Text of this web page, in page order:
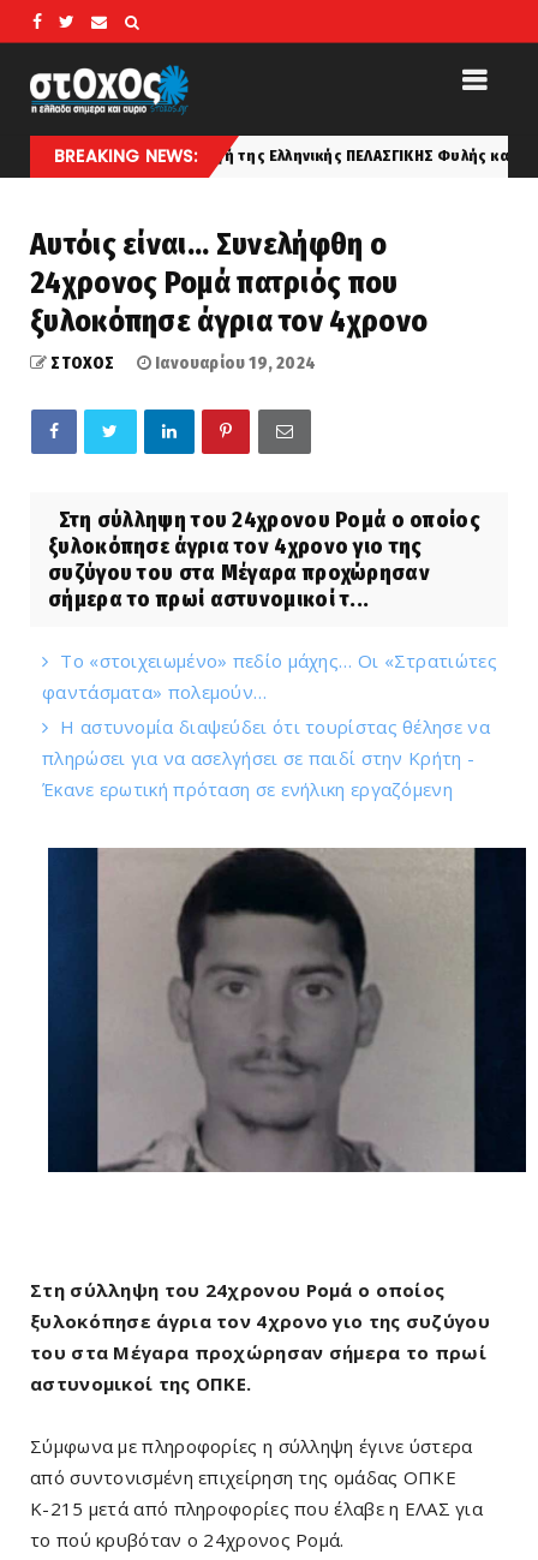
BREAKING NEWS:
Η Καταγωγή της Ελληνικής ΠΕΛΑΣΓΙΚΗΣ Φυλής κατά τον Αριστοτέλη
Αυτόις είναι... Συνελήφθη ο
24χρονος Ρομά πατριός που
ξυλοκόπησε άγρια τον 4χρονο
ΣΤΟΧΟΣ Ιανουαρίου 19, 2024
Στη σύλληψη του 24χρονου Ρομά ο οποίος
ξυλοκόπησε άγρια τον 4χρονο γιο της
συζύγου του στα Μέγαρα προχώρησαν
σήμερα το πρωί αστυνομικοί τ...
Το «στοιχειωμένο» πεδίο μάχης… Οι «Στρατιώτες
φαντάσματα» πολεμούν…
Η αστυνομία διαψεύδει ότι τουρίστας θέλησε να
πληρώσει για να ασελγήσει σε παιδί στην Κρήτη -
Έκανε ερωτική πρόταση σε ενήλικη εργαζόμενη
Στη σύλληψη του 24χρονου Ρομά ο οποίος
ξυλοκόπησε άγρια τον 4χρονο γιο της συζύγου
του στα Μέγαρα προχώρησαν σήμερα το πρωί
αστυνομικοί της ΟΠΚΕ.
Σύμφωνα με πληροφορίες η σύλληψη έγινε ύστερα
από συντονισμένη επιχείρηση της ομάδας ΟΠΚΕ
Κ-215 μετά από πληροφορίες που έλαβε η ΕΛΑΣ για
το πού κρυβόταν ο 24χρονος Ρομά.